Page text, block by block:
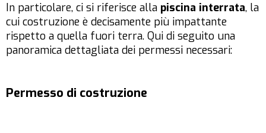
In particolare, ci si riferisce alla piscina interrata, la
cui costruzione è decisamente più impattante
rispetto a quella fuori terra. Qui di seguito una
panoramica dettagliata dei permessi necessari:
Permesso di costruzione